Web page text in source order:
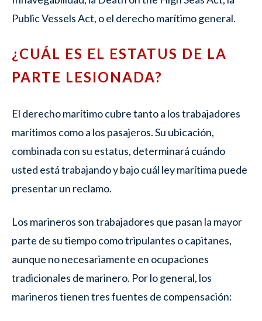
Public Vessels Act, o el derecho marítimo general.
¿CUÁL ES EL ESTATUS DE LA
PARTE LESIONADA?
El derecho marítimo cubre tanto a los trabajadores
marítimos como a los pasajeros. Su ubicación,
combinada con su estatus, determinará cuándo
usted está trabajando y bajo cuál ley marítima puede
presentar un reclamo.
Los marineros son trabajadores que pasan la mayor
parte de su tiempo como tripulantes o capitanes,
aunque no necesariamente en ocupaciones
tradicionales de marinero. Por lo general, los
marineros tienen tres fuentes de compensación: